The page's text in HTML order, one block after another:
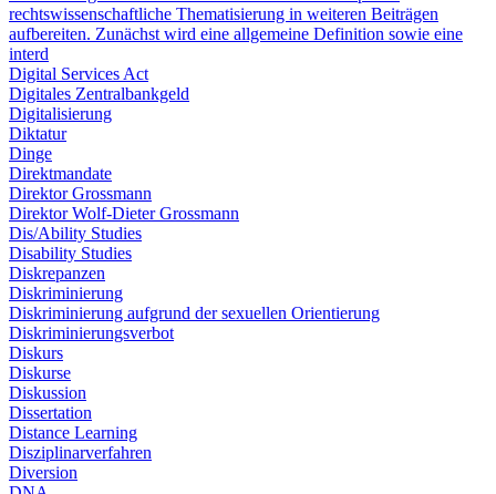
rechtswissenschaftliche Thematisierung in weiteren Beiträgen
aufbereiten. Zunächst wird eine allgemeine Definition sowie eine
interd
Digital Services Act
Digitales Zentralbankgeld
Digitalisierung
Diktatur
Dinge
Direktmandate
Direktor Grossmann
Direktor Wolf-Dieter Grossmann
Dis/Ability Studies
Disability Studies
Diskrepanzen
Diskriminierung
Diskriminierung aufgrund der sexuellen Orientierung
Diskriminierungsverbot
Diskurs
Diskurse
Diskussion
Dissertation
Distance Learning
Disziplinarverfahren
Diversion